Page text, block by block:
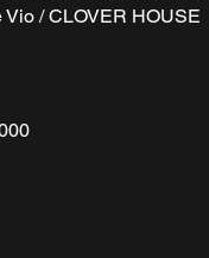
/ CLOVER HOUSE